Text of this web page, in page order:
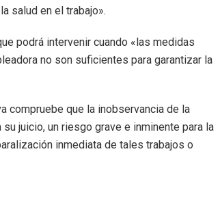
salud en el trabajo».
podrá intervenir cuando «las medidas
no son suficientes para garantizar la
compruebe que la inobservancia de la
juicio, un riesgo grave e inminente para la
inmediata de tales trabajos o